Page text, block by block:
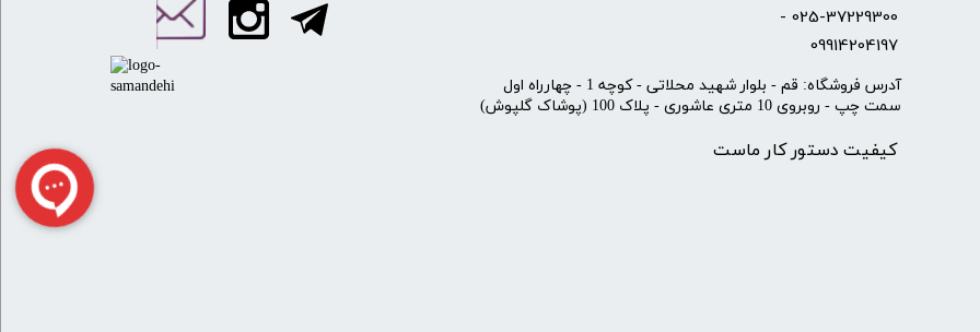
025-37229300 -
09914204197
کیفیت دستور کار ماست
​آدرس فروشگاه: قم - بلوار شهید محلاتی - کوچه 1 - چهارراه اول
سمت چپ - روبروی 10 متری عاشوری - پلاک 100 (پوشاک گلپوش)